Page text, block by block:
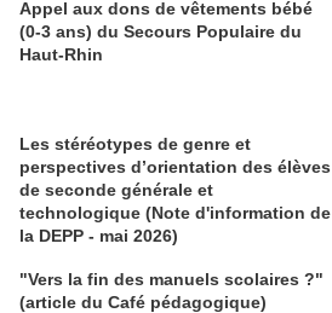
Appel aux dons de vêtements bébé
(0-3 ans) du Secours Populaire du
Haut-Rhin
Les stéréotypes de genre et
perspectives d’orientation des élèves
de seconde générale et
technologique (Note d'information de
la DEPP - mai 2026)
"Vers la fin des manuels scolaires ?"
(article du Café pédagogique)